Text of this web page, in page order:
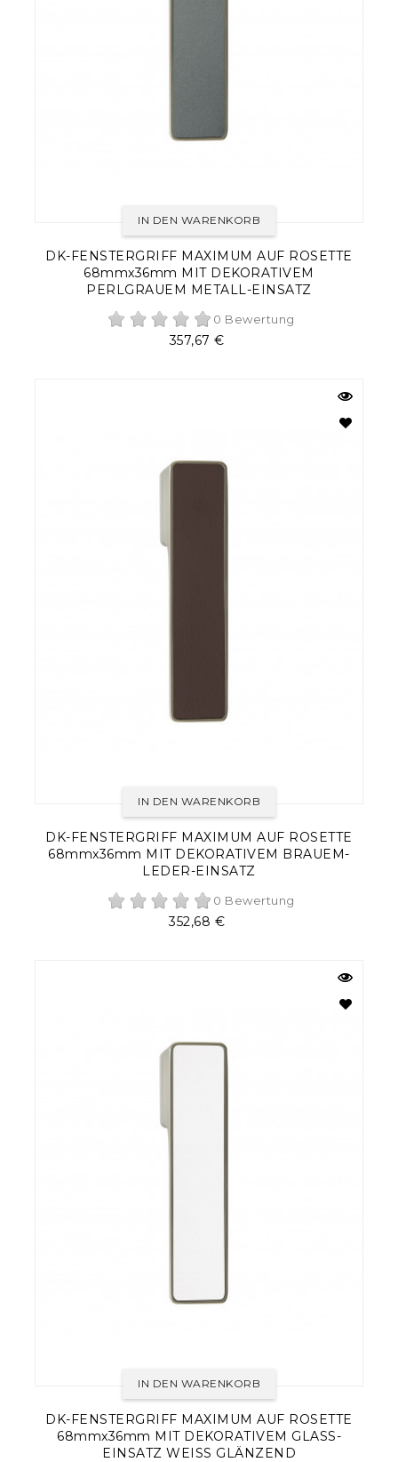
DK-FENSTERGRIFF MAXIMUM AUF ROSETTE
68mmx36mm MIT DEKORATIVEM
PERLGRAUEM METALL-EINSATZ
0 Bewertung
Preis
357,67 €
IN DEN WARENKORB
DK-FENSTERGRIFF MAXIMUM AUF ROSETTE
68mmx36mm MIT DEKORATIVEM BRAUEM-
LEDER-EINSATZ
0 Bewertung
Preis
352,68 €
IN DEN WARENKORB
DK-FENSTERGRIFF MAXIMUM AUF ROSETTE
68mmx36mm MIT DEKORATIVEM GLASS-
EINSATZ WEISS GLÄNZEND
IN DEN WARENKORB